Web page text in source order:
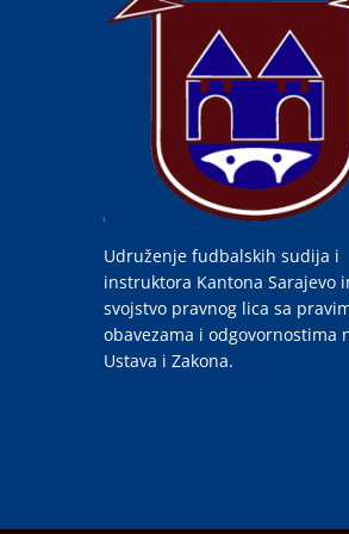
Udruženje fudbalskih sudija i
instruktora Kantona Sarajevo
svojstvo pravnog lica sa
obavezama i odgovornostima
Ustava i Zakona.